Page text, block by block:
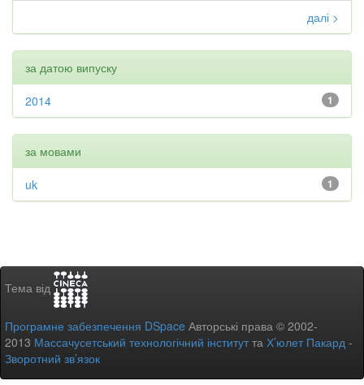
далі >
за датою випуску
1
2014
за мовами
1
uk
Тема від
Програмне забезпечення DSpace Авторські права © 2002-
2013 Массачусетський технологічний інститутта Х’юлет Пакард -
Зворотний зв’язок